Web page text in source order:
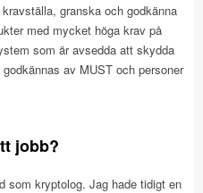
granska och godkänna
med mycket höga krav på
som är avsedda att skydda
av MUST och personer
jobb?
som kryptolog. Jag hade tidigt en